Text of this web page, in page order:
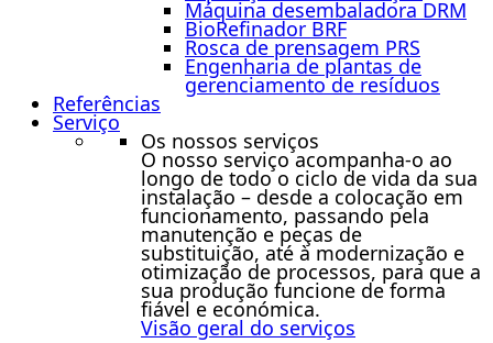
Máquina desembaladora DRM
BioRefinador BRF
Rosca de prensagem PRS
Engenharia de plantas de
gerenciamento de resíduos
Referências
Serviço
Os nossos serviços
O nosso serviço acompanha-o ao
longo de todo o ciclo de vida da sua
instalação – desde a colocação em
funcionamento, passando pela
manutenção e peças de
substituição, até à modernização e
otimização de processos, para que a
sua produção funcione de forma
fiável e económica.
Visão geral do serviços